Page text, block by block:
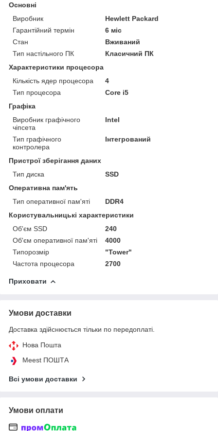
Основні
Виробник
Hewlett Packard
Гарантійний термін
6 міс
Стан
Вживаний
Тип настільного ПК
Класичний ПК
Характеристики процесора
Кількість ядер процесора
4
Тип процесора
Core i5
Графіка
Виробник графічного
чіпсета
Intel
Тип графічного
контролера
Інтегрований
Пристрої зберігання даних
Тип диска
SSD
Оперативна пам'ять
Тип оперативної пам'яті
DDR4
Користувальницькі характеристики
Об'єм SSD
240
Об'єм оперативної пам'яті
4000
Типорозмір
"Tower"
Частота процесора
2700
Приховати
Умови доставки
Доставка здійснюється тільки по передоплаті.
Нова Пошта
Meest ПОШТА
Всі умови доставки
Умови оплати